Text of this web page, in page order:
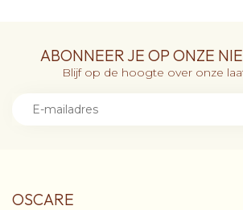
ABONNEER JE OP ONZE
Blijf op de hoogte over onze
OSCARE